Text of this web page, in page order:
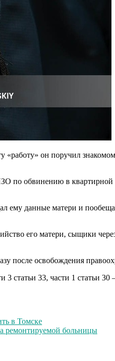
он поручил
по обвинению в
ему данные матери и
его матери, сыщики
после освобождения
статьи 33, части 1 статьи
в Томске
ремонтируемой больницы